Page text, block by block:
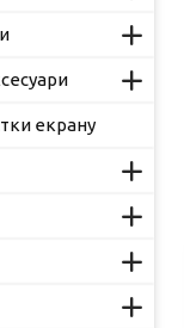
екрану